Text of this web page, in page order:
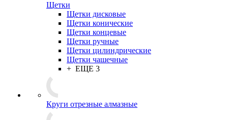
Щетки
Щетки дисковые
Щетки конические
Щетки концевые
Щетки ручные
Щетки цилиндрические
Щетки чашечные
+ ЕЩЕ 3
Круги отрезные алмазные